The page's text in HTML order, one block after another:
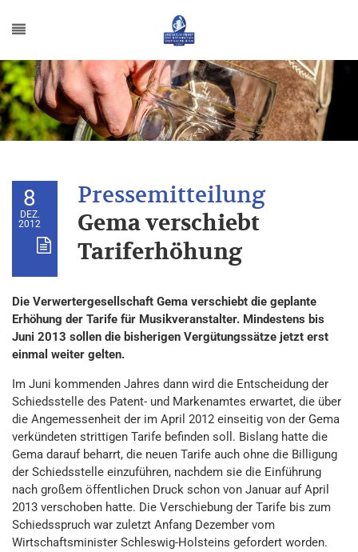
8
DEZ.
2012
Gema verschiebt
Tariferhöhung
Die Verwertergesellschaft Gema verschiebt die geplante
Erhöhung der Tarife für Musikveranstalter. Mindestens bis
Juni 2013 sollen die bisherigen Vergütungssätze jetzt erst
einmal weiter gelten.
Im Juni kommenden Jahres dann wird die Entscheidung der
Schiedsstelle des Patent- und Markenamtes erwartet, die über
die Angemessenheit der im April 2012 einseitig von der Gema
verkündeten strittigen Tarife befinden soll. Bislang hatte die
Gema darauf beharrt, die neuen Tarife auch ohne die Billigung
der Schiedsstelle einzuführen, nachdem sie die Einführung
nach großem öffentlichen Druck schon von Januar auf April
2013 verschoben hatte. Die Verschiebung der Tarife bis zum
Schiedsspruch war zuletzt Anfang Dezember vom
Wirtschaftsminister Schleswig-Holsteins gefordert worden.